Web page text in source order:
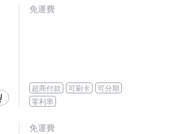
免運費
超商付款 可刷卡
可分期
零利率
免運費